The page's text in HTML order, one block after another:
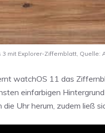
mit Explorer-Ziffernblatt, Quelle:
watchOS 11 das
einfarbigen
die Uhr herum, zudem ließ